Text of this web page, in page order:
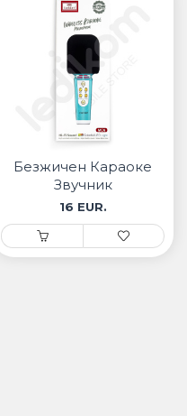
Безжичен Караоке
Звучник
16 EUR.